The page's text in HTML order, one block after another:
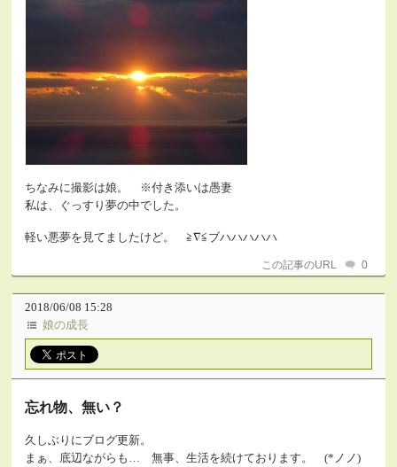
ちなみに撮影は娘。 ※付き添いは愚妻
私は、ぐっすり夢の中でした。
軽い悪夢を見てましたけど。 ≧∇≦ブハハハハハ
この記事のURL 0
2018/06/08 15:28
娘の成長
忘れ物、無い？
久しぶりにブログ更新。
まぁ、底辺ながらも… 無事、生活を続けております。 (*ノノ)